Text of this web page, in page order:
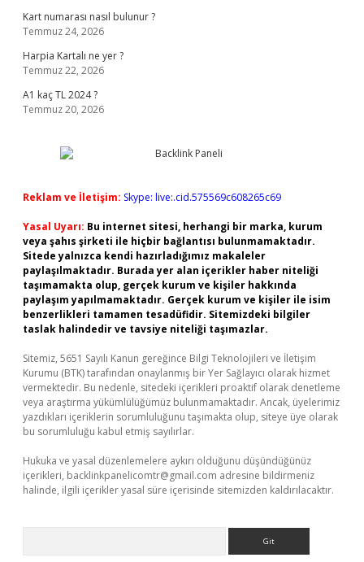
Kart numarası nasıl bulunur ?
Temmuz 24, 2026
Harpia Kartalı ne yer ?
Temmuz 22, 2026
A1 kaç TL 2024 ?
Temmuz 20, 2026
Reklam ve İletişim: Skype: live:.cid.575569c608265c69
Yasal Uyarı: Bu internet sitesi, herhangi bir marka, kurum
veya şahıs şirketi ile hiçbir bağlantısı bulunmamaktadır.
Sitede yalnızca kendi hazırladığımız makaleler
paylaşılmaktadır. Burada yer alan içerikler haber niteliği
taşımamakta olup, gerçek kurum ve kişiler hakkında
paylaşım yapılmamaktadır. Gerçek kurum ve kişiler ile isim
benzerlikleri tamamen tesadüfidir. Sitemizdeki bilgiler
taslak halindedir ve tavsiye niteliği taşımazlar.
Sitemiz, 5651 Sayılı Kanun gereğince Bilgi Teknolojileri ve İletişim
Kurumu (BTK) tarafından onaylanmış bir Yer Sağlayıcı olarak hizmet
vermektedir. Bu nedenle, sitedeki içerikleri proaktif olarak denetleme
veya araştırma yükümlülüğümüz bulunmamaktadır. Ancak, üyelerimiz
yazdıkları içeriklerin sorumluluğunu taşımakta olup, siteye üye olarak
bu sorumluluğu kabul etmiş sayılırlar.
Hukuka ve yasal düzenlemelere aykırı olduğunu düşündüğünüz
içerikleri, backlinkpanelicomtr@gmail.com adresine bildirmeniz
halinde, ilgili içerikler yasal süre içerisinde sitemizden kaldırılacaktır.